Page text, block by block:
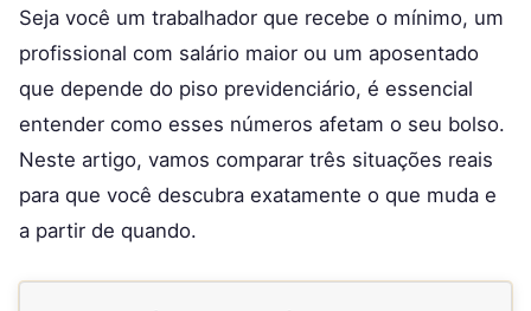
Seja você um trabalhador que recebe o mínimo, um
profissional com salário maior ou um aposentado
que depende do piso previdenciário, é essencial
entender como esses números afetam o seu bolso.
Neste artigo, vamos comparar três situações reais
para que você descubra exatamente o que muda e
a partir de quando.